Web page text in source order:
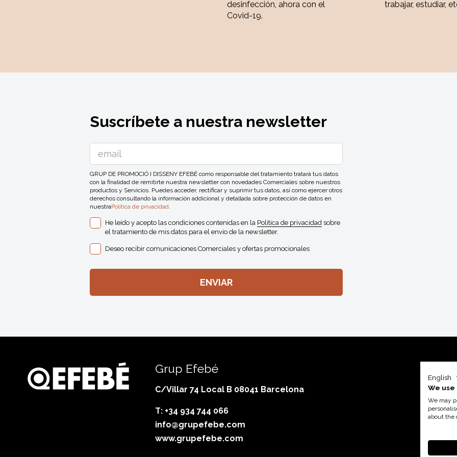
desinfección, ahora con el
Covid-19.
trabajar, estudiar,
Suscríbete a nuestra newsletter
GRUP DE PROMOCIÓ I DISSENY EFEBÉ como responsable del tratamiento tratará tus datos
con la finalidad de remitirte nuestra newsletter con novedades Comerciales sobre nuestros
productos y Servicios. Puedes acceder, rectificar y suprimir tus datos, así como ejercer otros
derechos consultando la información addicional y detallada sobre protección de datos en
nuestraPolítica de privacidad.
He leído y acepto las condiciones contenidas en la Política de privacidadsobre
el tratamiento de mis datos para el envio de la newsletter.
Deseo recibir comunicaciones Comerciales y ofertas promocionales
Grup Efebé
C/Villar 74 Local B 08041 Barcelona
T: +34 934 744 066
info@grupefebe.com
www.grupefebe.com
English
We use
We may
about the